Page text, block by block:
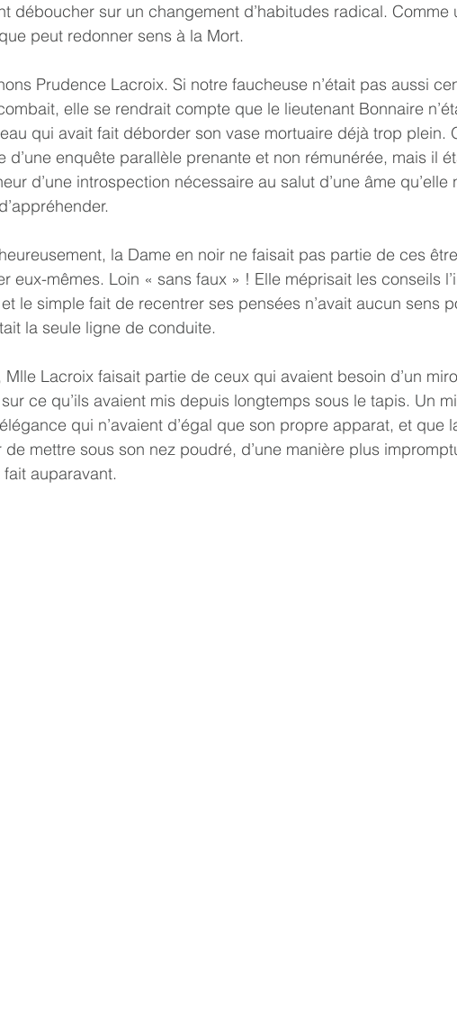
déboucher sur un changement d’habitudes radical. Comme
peut redonner sens à la Mort.
elle se rendrait compte que le lieutenant Bonnaire
qui avait fait déborder son vase mortuaire déjà trop plein.
d’une enquête parallèle prenante et non rémunérée, mais il
d’une introspection nécessaire au salut d’une âme qu’elle
eux-mêmes. Loin « sans faux » ! Elle méprisait les conseils
le simple fait de recentrer ses pensées n’avait aucun sens
la seule ligne de conduite.
ce qu’ils avaient mis depuis longtemps sous le tapis. Un
qui n’avaient d’égal que son propre apparat, et que
de mettre sous son nez poudré, d’une manière plus
fait auparavant.